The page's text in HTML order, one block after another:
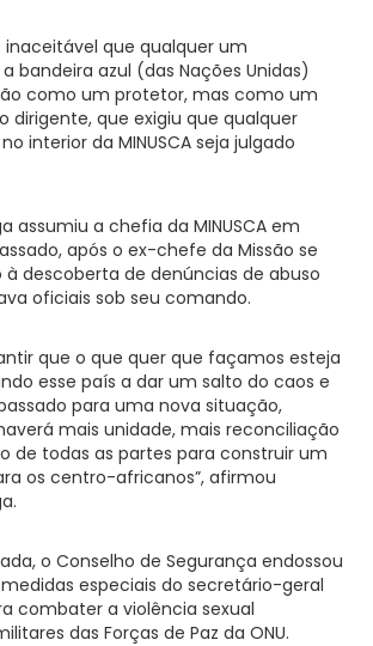
inaceitável que qualquer um
bandeira azul (das Nações Unidas)
como um protetor, mas como um
dirigente, que exigiu que qualquer
interior da MINUSCA seja julgado
assumiu a chefia da MINUSCA em
após o ex-chefe da Missão se
descoberta de denúncias de abuso
oficiais sob seu comando.
que o que quer que façamos esteja
esse país a dar um salto do caos e
para uma nova situação,
mais unidade, mais reconciliação
de todas as partes para construir um
os centro-africanos”, afirmou
o Conselho de Segurança endossou
especiais do secretário-geral
combater a violência sexual
das Forças de Paz da ONU.